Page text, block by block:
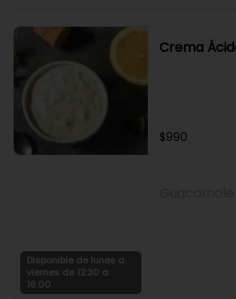
Crema
$990
Disponible de lunes a
viernes de 12:30 a
16:00